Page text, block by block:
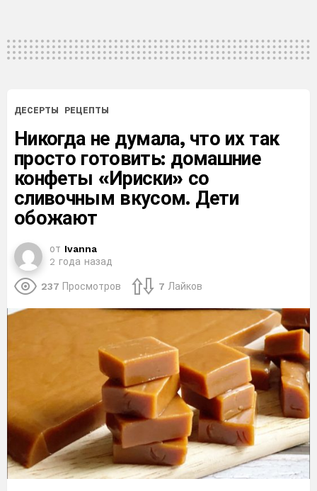
ДЕСЕРТЫ РЕЦЕПТЫ
Никогда не думала, что их так
просто готовить: домашние
конфеты «Ириски» со
сливочным вкусом. Дети
обожают
от Ivanna
2 года назад
237 Просмотров 7 Лайков